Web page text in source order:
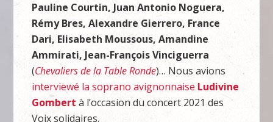
Pauline Courtin, Juan Antonio Noguera,
Rémy Bres, Alexandre Gierrero, France
Dari, Elisabeth Moussous, Amandine
Ammirati, Jean-François Vinciguerra
(Chevaliers de la Table Ronde)… Nous avions
interviewé la soprano avignonnaise Ludivine
Gombert à l’occasion du concert 2021 des
Voix solidaires.